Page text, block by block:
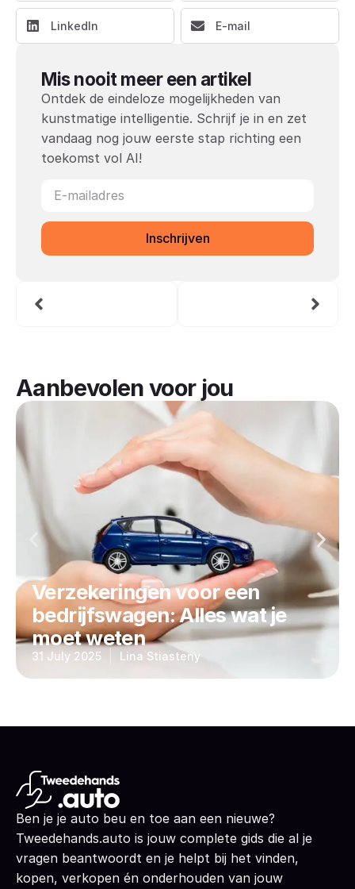
LinkedIn E-mail
Mis nooit meer een artikel
Ontdek de eindeloze mogelijkheden van
kunstmatige intelligentie. Schrijf je in en zet
vandaag nog jouw eerste stap richting een
toekomst vol AI!
Inschrijven
Aanbevolen voor jou
Verzekeringen voor een
bedrijfswagen: Alles wat je
moet weten
31 July 2025 Lina Stiasteny
Ben je je auto beu en toe aan een nieuwe?
Tweedehands.auto is jouw complete gids die al je
vragen beantwoordt en je helpt bij het vinden,
kopen, verkopen én onderhouden van jouw